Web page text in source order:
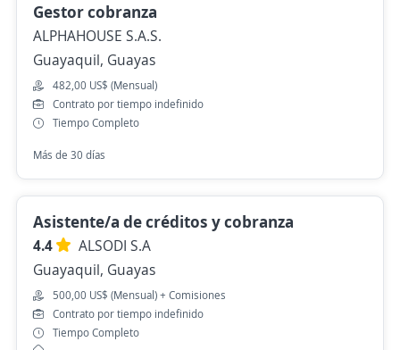
Gestor cobranza
ALPHAHOUSE S.A.S.
Guayaquil, Guayas
482,00 US$ (Mensual)
Contrato por tiempo indefinido
Tiempo Completo
Más de 30 días
Asistente/a de créditos y cobranza
4.4
ALSODI S.A
Guayaquil, Guayas
500,00 US$ (Mensual) + Comisiones
Contrato por tiempo indefinido
Tiempo Completo